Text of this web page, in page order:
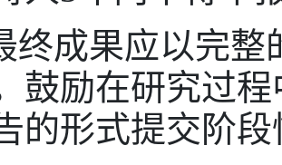
终成果应以完整
鼓励在研究过
的形式提交阶